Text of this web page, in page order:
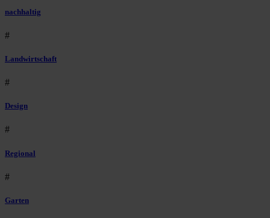
nachhaltig
#
Landwirtschaft
#
Design
#
Regional
#
Garten